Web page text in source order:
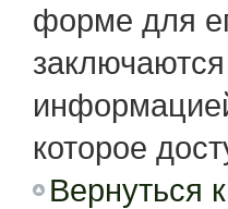
форме для
которое
Вернуться